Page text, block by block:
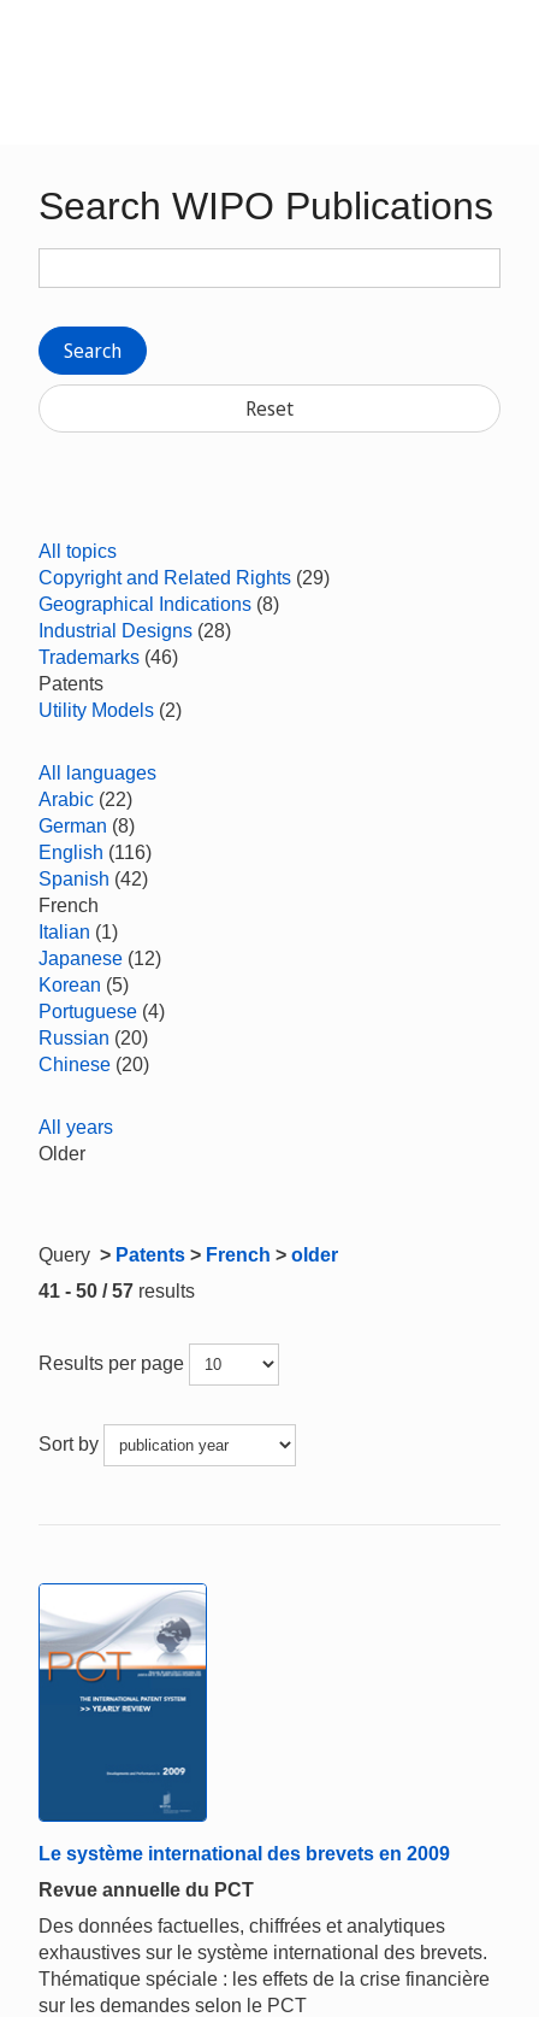
Search WIPO Publications
Search
Reset
All topics
Copyright and Related Rights (29)
Geographical Indications (8)
Industrial Designs (28)
Trademarks (46)
Patents
Utility Models (2)
All languages
Arabic (22)
German (8)
English (116)
Spanish (42)
French
Italian (1)
Japanese (12)
Korean (5)
Portuguese (4)
Russian (20)
Chinese (20)
All years
Older
Query > Patents > French > older
41 - 50 / 57 results
Results per page
Sort by
Le système international des brevets en 2009
Revue annuelle du PCT
Des données factuelles, chiffrées et analytiques
exhaustives sur le système international des brevets.
Thématique spéciale : les effets de la crise financière
sur les demandes selon le PCT